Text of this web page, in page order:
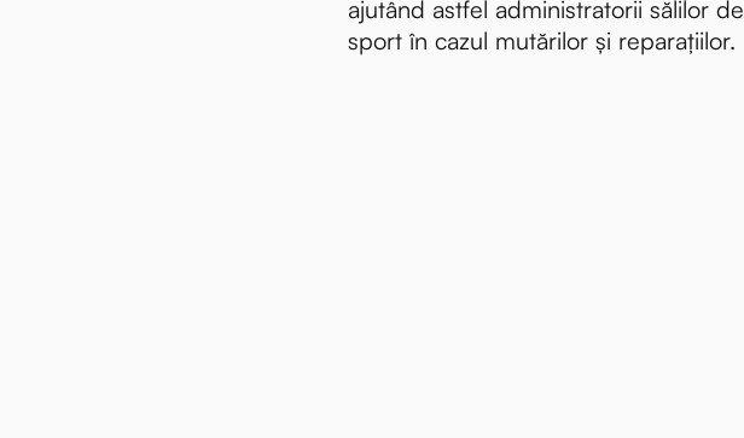
ajutând astfel administratorii sălilor de
sport în cazul mutărilor și reparațiilor.